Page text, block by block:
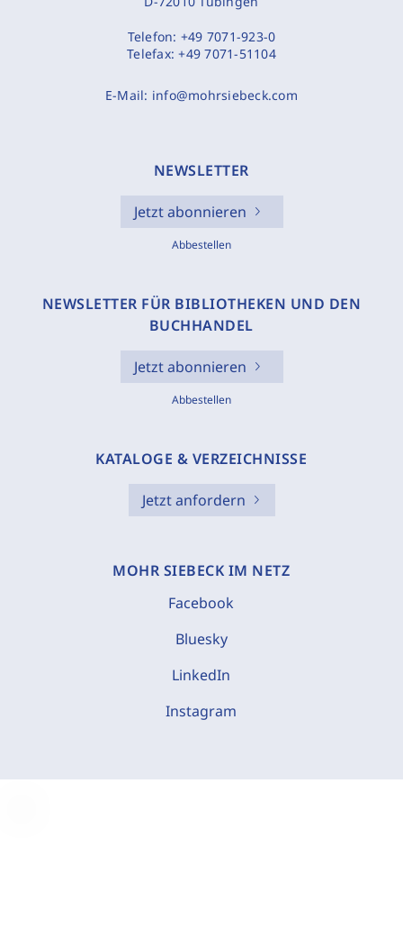
Telefon: +49 7071-923-0
Telefax:+49 7071-51104
E-Mail: info@mohrsiebeck.com
NEWSLETTER
Jetzt abonnieren
Abbestellen
NEWSLETTER FÜR BIBLIOTHEKEN UND DEN
BUCHHANDEL
Jetzt abonnieren
Abbestellen
KATALOGE & VERZEICHNISSE
Jetzt anfordern
MOHR SIEBECK IM NETZ
Facebook
Bluesky
LinkedIn
Instagram